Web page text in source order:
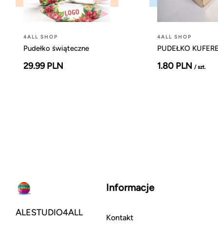
4ALL SHOP
Pudełko świąteczne
29.99 PLN
4ALL SHOP
PUDEŁKO
1.80 PLN / szt.
ALESTUDIO4ALL
Informacje
Kontakt